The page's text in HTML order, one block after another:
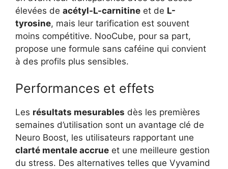
élevées de acétyl-L-carnitine et de L-
tyrosine, mais leur tarification est souvent
moins compétitive. NooCube, pour sa part,
propose une formule sans caféine qui convient
à des profils plus sensibles.
Performances et effets
Les résultats mesurables dès les premières
semaines d’utilisation sont un avantage clé de
Neuro Boost, les utilisateurs rapportant une
clarté mentale accrue et une meilleure gestion
du stress. Des alternatives telles que Vyvamind